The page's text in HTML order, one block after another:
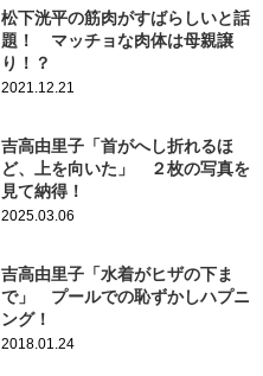
松下洸平の筋肉がすばらしいと話
題！ マッチョな肉体は母親譲
り！？
2021.12.21
吉高由里子「首がへし折れるほ
ど、上を向いた」 ２枚の写真を
見て納得！
2025.03.06
吉高由里子「水着がヒザの下ま
で」 プールでの恥ずかしハプニ
ング！
2018.01.24